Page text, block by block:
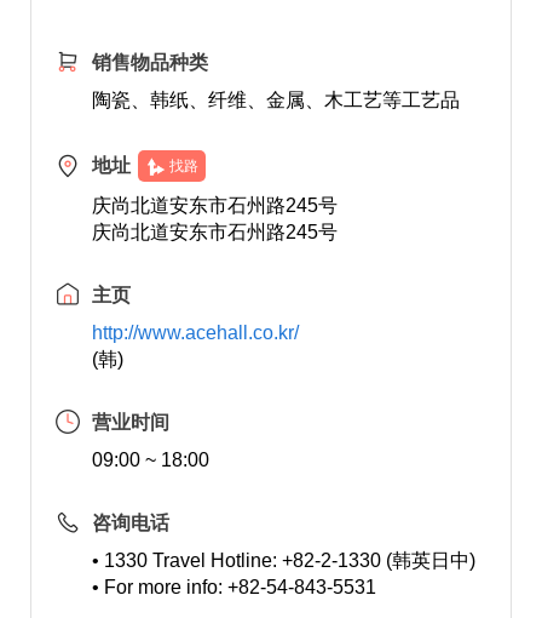
销售物品种类
陶瓷、韩纸、纤维、金属、木工艺等工艺品
地址 找路
庆尚北道安东市石州路245号
庆尚北道安东市石州路245号
主页
http://www.acehall.co.kr/
(韩)
营业时间
09:00 ~ 18:00
咨询电话
• 1330 Travel Hotline: +82-2-1330 (韩英日中)
• For more info: +82-54-843-5531